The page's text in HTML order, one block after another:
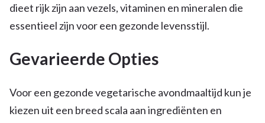
dieet rijk zijn aan vezels, vitaminen en mineralen die
essentieel zijn voor een gezonde levensstijl.
Gevarieerde Opties
Voor een gezonde vegetarische avondmaaltijd kun je
kiezen uit een breed scala aan ingrediënten en